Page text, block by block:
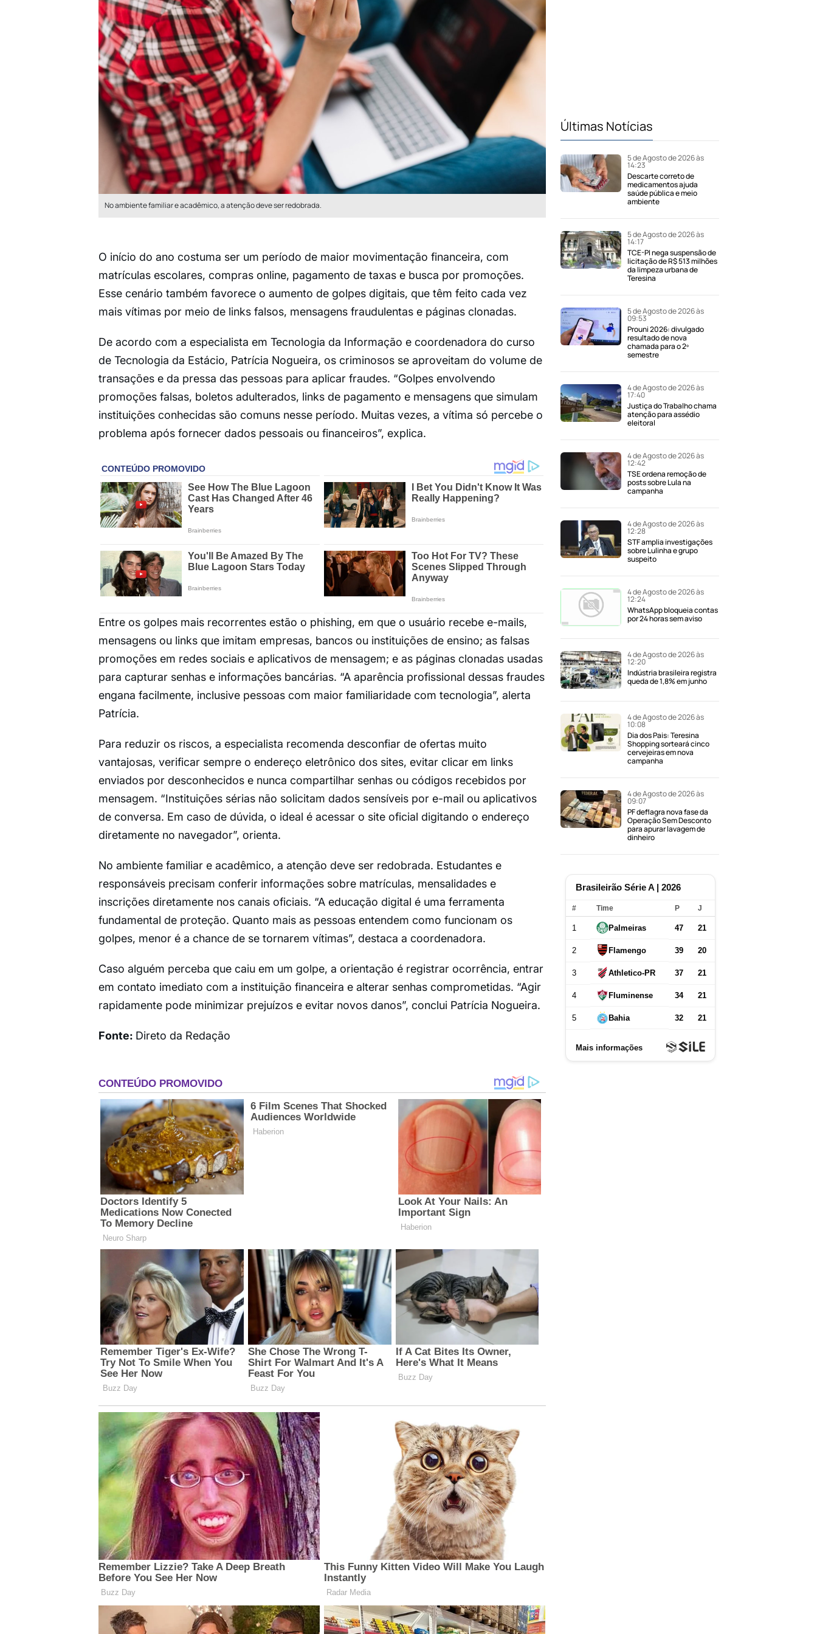
No ambiente familiar e acadêmico, a atenção deve ser redobrada.
O início do ano costuma ser um período de maior movimentação financeira, com
matrículas escolares, compras online, pagamento de taxas e busca por promoções.
Esse cenário também favorece o aumento de golpes digitais, que têm feito cada vez
mais vítimas por meio de links falsos, mensagens fraudulentas e páginas clonadas.
De acordo com a especialista em Tecnologia da Informação e coordenadora do curso
de Tecnologia da Estácio, Patrícia Nogueira, os criminosos se aproveitam do volume de
transações e da pressa das pessoas para aplicar fraudes. “Golpes envolvendo
promoções falsas, boletos adulterados, links de pagamento e mensagens que simulam
instituições conhecidas são comuns nesse período. Muitas vezes, a vítima só percebe o
problema após fornecer dados pessoais ou financeiros”, explica.
Entre os golpes mais recorrentes estão o phishing, em que o usuário recebe e-mails,
mensagens ou links que imitam empresas, bancos ou instituições de ensino; as falsas
promoções em redes sociais e aplicativos de mensagem; e as páginas clonadas usadas
para capturar senhas e informações bancárias. “A aparência profissional dessas fraudes
engana facilmente, inclusive pessoas com maior familiaridade com tecnologia”, alerta
Patrícia.
Para reduzir os riscos, a especialista recomenda desconfiar de ofertas muito
vantajosas, verificar sempre o endereço eletrônico dos sites, evitar clicar em links
enviados por desconhecidos e nunca compartilhar senhas ou códigos recebidos por
mensagem. “Instituições sérias não solicitam dados sensíveis por e-mail ou aplicativos
de conversa. Em caso de dúvida, o ideal é acessar o site oficial digitando o endereço
diretamente no navegador”, orienta.
No ambiente familiar e acadêmico, a atenção deve ser redobrada. Estudantes e
responsáveis precisam conferir informações sobre matrículas, mensalidades e
inscrições diretamente nos canais oficiais. “A educação digital é uma ferramenta
fundamental de proteção. Quanto mais as pessoas entendem como funcionam os
golpes, menor é a chance de se tornarem vítimas”, destaca a coordenadora.
Caso alguém perceba que caiu em um golpe, a orientação é registrar ocorrência, entrar
em contato imediato com a instituição financeira e alterar senhas comprometidas. “Agir
rapidamente pode minimizar prejuízos e evitar novos danos”, conclui Patrícia Nogueira.
Fonte: Direto da Redação
Últimas Notícias
5 de Agosto de 2026 às
14:23
Descarte correto de
medicamentos ajuda
saúde pública e meio
ambiente
5 de Agosto de 2026 às
14:17
TCE-PI nega suspensão de
licitação de R$ 513 milhões
da limpeza urbana de
Teresina
5 de Agosto de 2026 às
09:53
Prouni 2026: divulgado
resultado de nova
chamada para o 2º
semestre
4 de Agosto de 2026 às
17:40
Justiça do Trabalho chama
atenção para assédio
eleitoral
4 de Agosto de 2026 às
12:42
TSE ordena remoção de
posts sobre Lula na
campanha
4 de Agosto de 2026 às
12:28
STF amplia investigações
sobre Lulinha e grupo
suspeito
4 de Agosto de 2026 às
12:24
WhatsApp bloqueia contas
por 24 horas sem aviso
4 de Agosto de 2026 às
12:20
Indústria brasileira registra
queda de 1,8% em junho
4 de Agosto de 2026 às
10:08
Dia dos Pais: Teresina
Shopping sorteará cinco
cervejeiras em nova
campanha
4 de Agosto de 2026 às
09:07
PF deflagra nova fase da
Operação Sem Desconto
para apurar lavagem de
dinheiro